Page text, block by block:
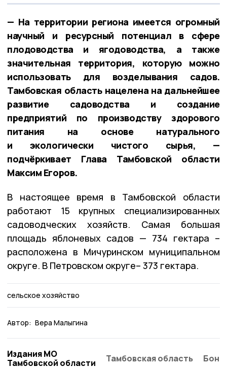
— На территории региона имеется огромный
научный и ресурсный потенциал в сфере
плодоводства и ягодоводства, а также
значительная территория, которую можно
использовать для возделывания садов.
Тамбовская область нацелена на дальнейшее
развитие садоводства и создание
предприятий по производству здорового
питания на основе натурального
и экологически чистого сырья, —
подчёркивает Глава Тамбовской области
Максим Егоров.
В настоящее время в Тамбовской области
работают 15 крупных специализированных
садоводческих хозяйств. Самая большая
площадь яблоневых садов — 734 гектара –
расположена в Мичуринском муниципальном
округе. В Петровском округе– 373 гектара.
сельское хозяйство
Автор: Вера Малыгина
Издания МО
Тамбовской области
Тамбовская область